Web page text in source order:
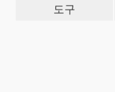
도구